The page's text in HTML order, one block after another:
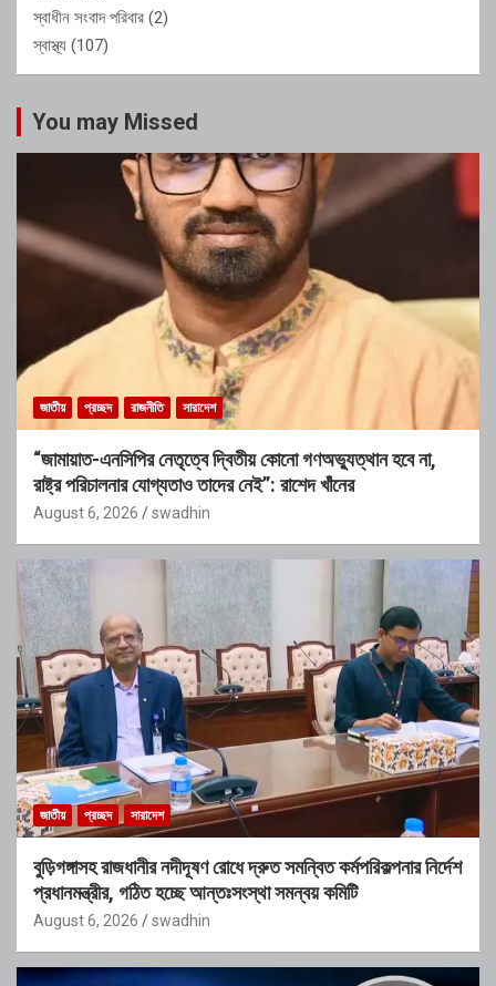
স্বাধীন সংবাদ পরিবার (2)
স্বাস্থ্য (107)
You may Missed
জাতীয় প্রচ্ছদ রাজনীতি সারাদেশ
“জামায়াত-এনসিপির নেতৃত্বে দ্বিতীয় কোনো গণঅভ্যুত্থান হবে না,
রাষ্ট্র পরিচালনার যোগ্যতাও তাদের নেই”: রাশেদ খাঁনের
August 6, 2026 swadhin
জাতীয় প্রচ্ছদ সারাদেশ
বুড়িগঙ্গাসহ রাজধানীর নদীদূষণ রোধে দ্রুত সমন্বিত কর্মপরিকল্পনার নির্দেশ
প্রধানমন্ত্রীর, গঠিত হচ্ছে আন্তঃসংস্থা সমন্বয় কমিটি
August 6, 2026 swadhin